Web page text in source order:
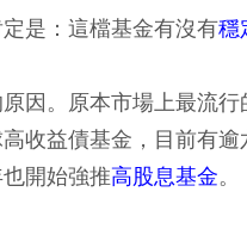
是：這檔基金有沒有穩
因。原本市場上最流行
收益債基金，目前有逾
開始強推高股息基金。